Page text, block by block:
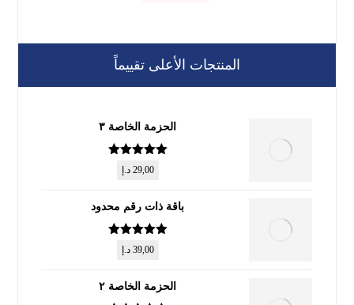
المنتجات الأعلى تقييماً
الحزمة الخاصة ٣
تم التقييم
من 5
29,00 د.إ
باقة ذات رقم محدود
تم التقييم
من 5
39,00 د.إ
الحزمة الخاصة ٢